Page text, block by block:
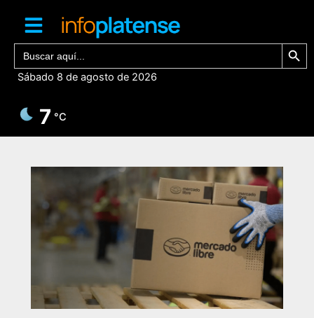
contenido
Buscar: Botón de
Sábado 8 de agosto de 2026
7 °C